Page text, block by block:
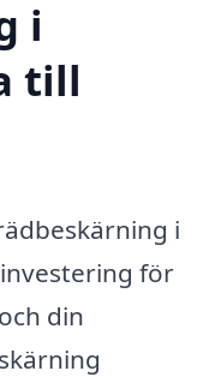
i
till
i
för
din